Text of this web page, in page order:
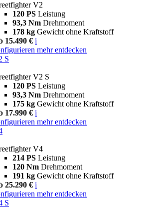
V2
120 PS Leistung
93,3 Nm Drehmoment
178 kg Gewicht ohne Kraftstoff
15.490 € i
mehr entdecken
S
V2 S
120 PS Leistung
93,3 Nm Drehmoment
175 kg Gewicht ohne Kraftstoff
17.990 € i
mehr entdecken
V4
214 PS Leistung
120 Nm Drehmoment
191 kg Gewicht ohne Kraftstoff
25.290 € i
mehr entdecken
S